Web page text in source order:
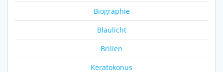
Biographie
Blaulicht
Brillen
Keratokonus